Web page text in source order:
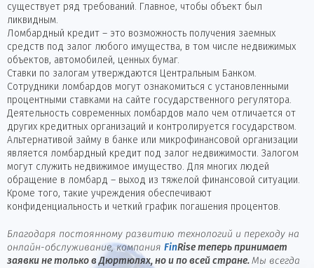
существует ряд требований. Главное, чтобы объект был
ликвидным.
Ломбардный кредит – это возможность получения заемных
средств под залог любого имущества, в том числе недвижимых
объектов, автомобилей, ценных бумаг.
Ставки по залогам утверждаются Центральным Банком.
Сотрудники ломбардов могут ознакомиться с установленными
процентными ставками на сайте государственного регулятора.
Деятельность современных ломбардов мало чем отличается от
других кредитных организаций и контролируется государством.
Альтернативой займу в банке или микрофинансовой организации
является ломбардный кредит под залог недвижимости. Залогом
могут служить недвижимое имущество. Для многих людей
обращение в ломбард – выход из тяжелой финансовой ситуации.
Кроме того, такие учреждения обеспечивают
конфиденциальность и четкий график погашения процентов.
Благодаря постоянному развитию технологий и переходу на
онлайн-обслуживание, компания FinRise теперь принимает
заявки не только в Дюртюлях, но и по всей стране. Мы всегда